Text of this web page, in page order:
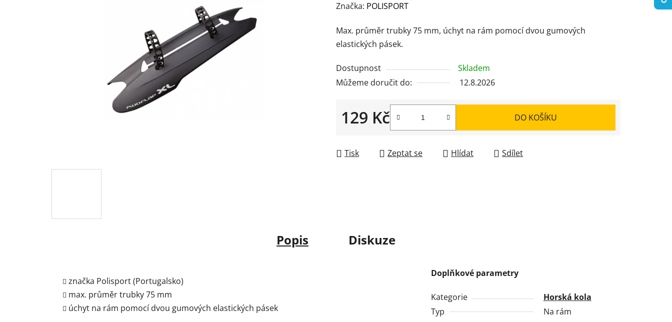
Značka: POLISPORT
Max. průměr trubky 75 mm, úchyt na rám pomocí dvou gumových
elastických pásek.
Dostupnost
Skladem
Můžeme doručit do:
12.8.2026
129 Kč DO KOŠÍKU
Tisk Zeptat se Hlídat Sdílet
Popis Diskuze
značka Polisport (Portugalsko)
max. průměr trubky 75 mm
úchyt na rám pomocí dvou gumových elastických pásek
Doplňkové parametry
Kategorie
Horská kola
Typ
Na rám